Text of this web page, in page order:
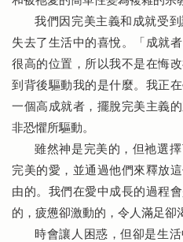
我們因完美主義和成就受
失去了生活中的喜悅。「成就
很高的位置，所以我不是在悔
到背後驅動我的是什麼。我正
一個高成就者，擺脫完美主義
非恐懼所驅動。
雖然神是完美的，但祂選
完美的愛，並通過他們來釋放
由的。我們在愛中成長的過程
的，疲憊卻激動的，令人滿足卻
時會讓人困惑，但卻是生